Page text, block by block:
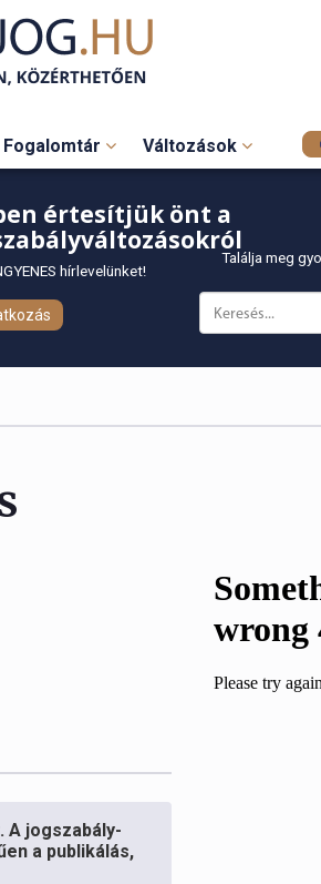
Fogalomtár Változások
értesítjük önt a
hírlevelünket!
Találja meg
A jogszabály-
a publikálás,